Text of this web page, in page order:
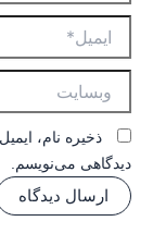
ذخیره نام،
دیدگاهی می‌نویسم.